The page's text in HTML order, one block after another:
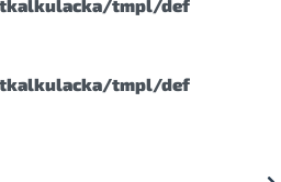
tmpl/default.php
tmpl/default.php